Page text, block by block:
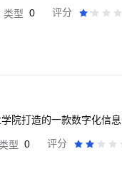
类型 0 评分
院打造的一款数字化信息
类型 0 评分